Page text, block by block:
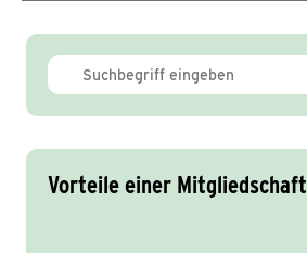
Vorteile einer Mitgliedschaft